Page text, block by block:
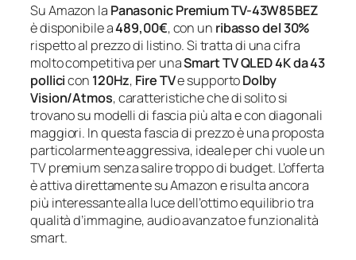
Su Amazon la Panasonic Premium TV-43W85BEZ
è disponibile a489,00€, con un ribasso del 30%
rispetto al prezzo di listino. Si tratta di una cifra
molto competitiva per unaSmart TV QLED 4K da 43
pollicicon 120Hz, Fire TVe supportoDolby
Vision/Atmos, caratteristiche che di solito si
trovano su modelli di fascia più alta e con diagonali
maggiori. In questa fascia di prezzo è una proposta
particolarmente aggressiva, ideale per chi vuole un
TV premium senza salire troppo di budget. L’offerta
è attiva direttamente su Amazon e risulta ancora
più interessante alla luce dell’ottimo equilibrio tra
qualità d’immagine, audio avanzato e funzionalità
smart.